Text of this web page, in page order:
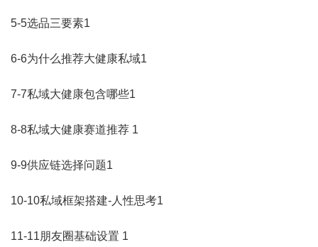
5-5选品三要素1
6-6为什么推荐大健康私域1
7-7私域大健康包含哪些1
8-8私域大健康赛道推荐 1
9-9供应链选择问题1
10-10私域框架搭建-人性思考1
11-11朋友圈基础设置 1